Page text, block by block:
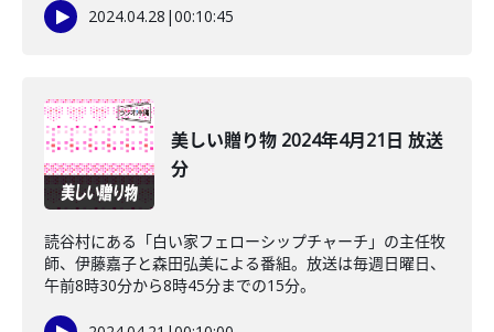
2024.04.28 |00:10:45
美しい贈り物 2024年4月21日 放送
分
読谷村にある「白い家フェローシップチャーチ」の主任牧
師、伊藤嘉子と森田弘美による番組。放送は毎週日曜日、
午前8時30分から8時45分までの15分。